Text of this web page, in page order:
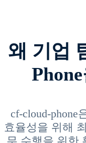
왜 기업
cf-cloud-phone
효율성을 위해